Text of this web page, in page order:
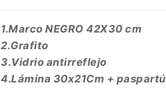
1.Marco NEGRO 42X30 cm
2.Grafito
3.Vidrio antirreflejo
4.Lámina 30x21Cm + paspartú